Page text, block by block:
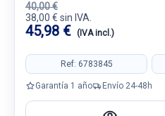
40,00 €
38,00 € sin IVA.
45,98 € (IVA incl.)
Ref: 6783845
Garantía 1 año Envío 24-48h